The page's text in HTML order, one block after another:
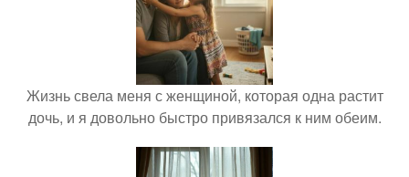
Жизнь свела меня с женщиной, которая одна растит
дочь, и я довольно быстро привязался к ним обеим.